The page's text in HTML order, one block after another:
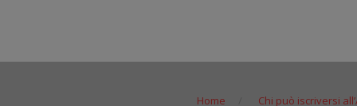
Home Chi può iscriversi